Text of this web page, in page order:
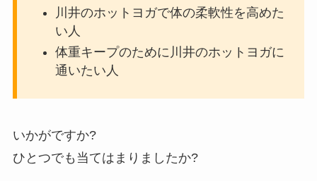
川井のホットヨガで体の柔軟性を高めた
い人
体重キープのために川井のホットヨガに
通いたい人
いかがですか?
ひとつでも当てはまりましたか?